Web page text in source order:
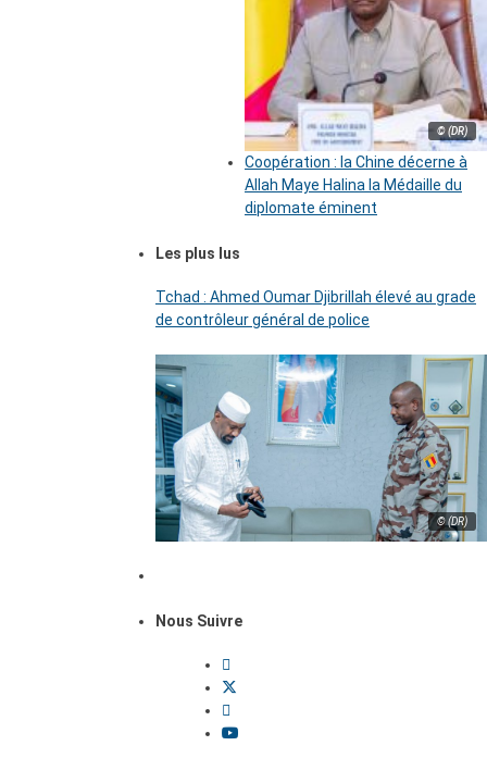
© (DR)
Coopération : la Chine décerne à
Allah Maye Halina la Médaille du
diplomate éminent
Les plus lus
Tchad : Ahmed Oumar Djibrillah élevé au grade
de contrôleur général de police
© (DR)
Nous Suivre